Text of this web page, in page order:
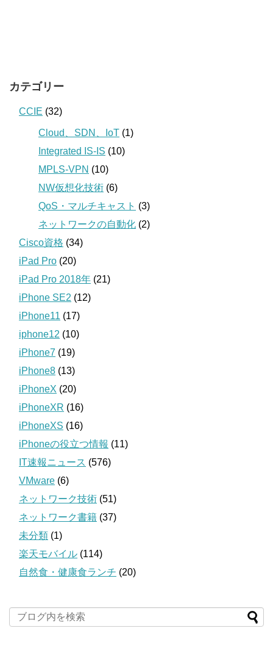
カテゴリー
CCIE (32)
Cloud、SDN、IoT (1)
Integrated IS-IS (10)
MPLS-VPN (10)
NW仮想化技術 (6)
QoS・マルチキャスト (3)
ネットワークの自動化 (2)
Cisco資格 (34)
iPad Pro (20)
iPad Pro 2018年 (21)
iPhone SE2 (12)
iPhone11 (17)
iphone12 (10)
iPhone7 (19)
iPhone8 (13)
iPhoneX (20)
iPhoneXR (16)
iPhoneXS (16)
iPhoneの役立つ情報 (11)
IT速報ニュース (576)
VMware (6)
ネットワーク技術 (51)
ネットワーク書籍 (37)
未分類 (1)
楽天モバイル (114)
自然食・健康食ランチ (20)